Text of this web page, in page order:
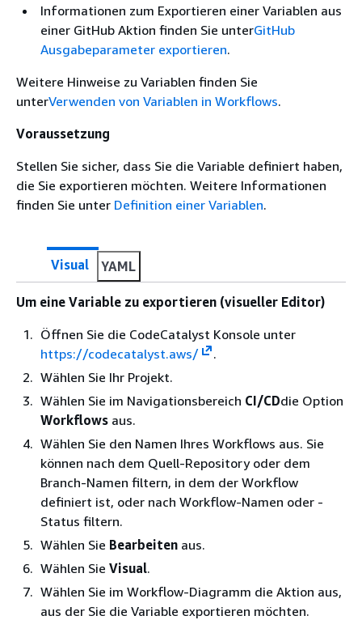
Informationen zum Exportieren einer Variablen aus
einer GitHub Aktion finden Sie unterGitHub
Ausgabeparameter exportieren.
Weitere Hinweise zu Variablen finden Sie
unterVerwenden von Variablen in Workflows.
Voraussetzung
Stellen Sie sicher, dass Sie die Variable definiert haben,
die Sie exportieren möchten. Weitere Informationen
finden Sie unter Definition einer Variablen.
Visual YAML
Um eine Variable zu exportieren (visueller Editor)
Öffnen Sie die CodeCatalyst Konsole unter
https://codecatalyst.aws/
.
Wählen Sie Ihr Projekt.
Wählen Sie im Navigationsbereich CI/CDdie Option
Workflows aus.
Wählen Sie den Namen Ihres Workflows aus. Sie
können nach dem Quell-Repository oder dem
Branch-Namen filtern, in dem der Workflow
definiert ist, oder nach Workflow-Namen oder -
Status filtern.
Wählen Sie Bearbeiten aus.
Wählen Sie Visual.
Wählen Sie im Workflow-Diagramm die Aktion aus,
aus der Sie die Variable exportieren möchten.